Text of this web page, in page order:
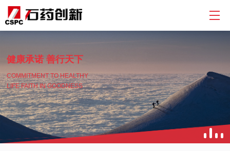
健康承诺 善行天下
COMMITMENT TO HEALTHY
LIFE FAITH IN GOODNESS